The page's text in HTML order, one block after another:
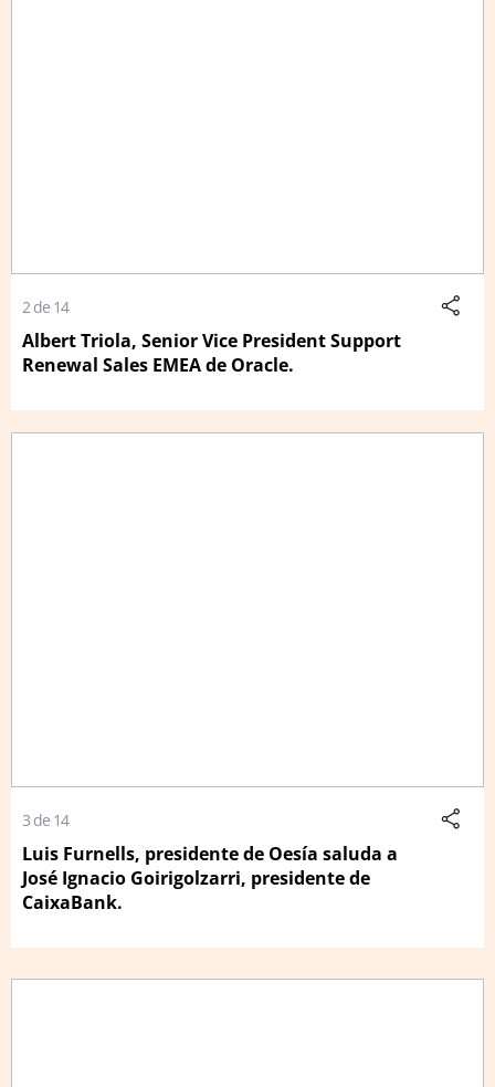
2 de 14
Albert Triola, Senior Vice President Support
Renewal Sales EMEA de Oracle.
3 de 14
Luis Furnells, presidente de Oesía saluda a
José Ignacio Goirigolzarri, presidente de
CaixaBank.